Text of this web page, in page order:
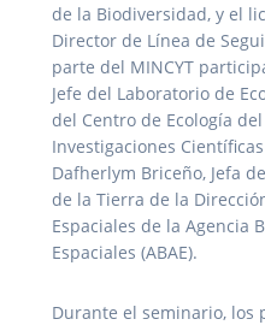
de la Biodiversidad, y el
Director de Línea de
parte del MINCYT
Jefe del Laboratorio de
del Centro de Ecología
Investigaciones
Dafherlym Briceño, Jefa
de la Tierra de la
Espaciales de la Agencia
Espaciales (ABAE).
Durante el seminario,